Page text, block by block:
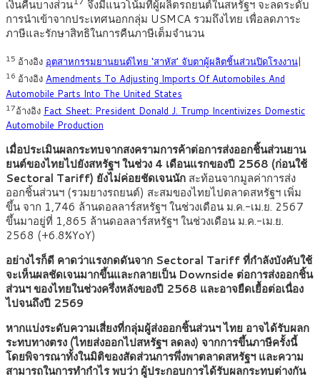
เงินคืนบางส่วน
จึงมีแนวโน้มที่ผู้ผลิตรถยนต์ในสหรัฐฯ จะลดระดับ
การนำเข้าจากประเทศนอกกลุ่ม USMCA รวมถึงไทย เพื่อลดภาระ
ภาษีและรักษาสิทธิในการคืนภาษีเต็มจำนวน
15 อ้างอิง อุตสาหกรรมยานยนต์ไทย ‘สาหัส’ จับตาผู้ผลิตชิ้นส่วนปิดโรงงาน|
16 อ้างอิง Amendments To Adjusting Imports Of Automobiles And
Automobile Parts Into The United States
17อ้างอิง Fact Sheet: President Donald J. Trump Incentivizes Domestic
Automobile Production
เมื่อประเมินผลกระทบจากสงครามการค้าต่อการส่งออกชิ้นส่วนยาน
ยนต์ของไทยไปยังสหรัฐฯ ในช่วง 4 เดือนแรกของปี 2568 (ก่อนใช้
Sectoral Tariff) ยังไม่ค่อยชัดเจนนัก สะท้อนจากมูลค่าการส่ง
ออกชิ้นส่วนฯ (รวมยางรถยนต์) สะสมของไทยไปตลาดสหรัฐฯ เพิ่ม
ขึ้น จาก 1,746 ล้านดอลลาร์สหรัฐฯ ในช่วงเดือน ม.ค.-เม.ย. 2567
ขึ้นมาอยู่ที่ 1,865 ล้านดอลลาร์สหรัฐฯ ในช่วงเดือน ม.ค.-เม.ย.
2568 (+6.8%YoY)
อย่างไรก็ดี คาดว่าแรงกดดันจาก Sectoral Tariff ที่กำลังบังคับใช้
จะเห็นผลชัดเจนมากขึ้นและกลายเป็น Downside ต่อการส่งออกชิ้น
ส่วนฯ ของไทยในช่วงครึ่งหลังของปี 2568 และอาจยืดเยื้อต่อเนื่อง
ไปจนถึงปี 2569
หากแบ่งระดับความเสี่ยงที่กลุ่มผู้ส่งออกชิ้นส่วนฯ ไทย อาจได้รับผลก
ระทบทางตรง (ไทยส่งออกไปสหรัฐฯ ลดลง) จากการขึ้นภาษีครั้งนี้
โดยพิจารณาทั้งในมิติของสัดส่วนการพึ่งพาตลาดสหรัฐฯ และความ
สามารถในการทำกำไร พบว่า ผู้ประกอบการได้รับผลกระทบต่างกัน